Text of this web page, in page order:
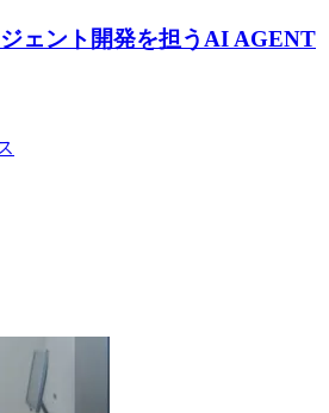
ェント開発を担うAI AGENT